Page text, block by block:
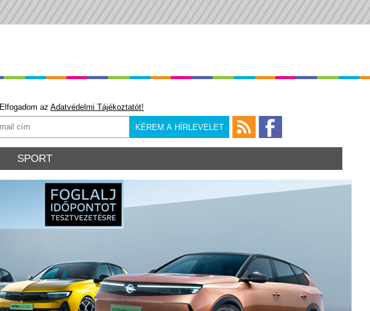
Elfogadom az Adatvédelmi Tájékoztatót!
SPORT